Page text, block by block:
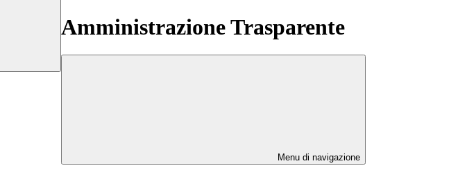
Amministrazione Trasparente
Menu di navigazione